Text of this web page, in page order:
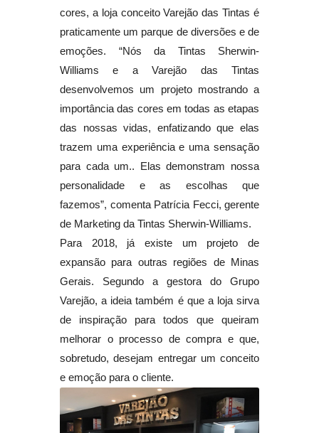
cores, a loja conceito Varejão das Tintas é
praticamente um parque de diversões e de
emoções. “Nós da Tintas Sherwin-
Williams e a Varejão das Tintas
desenvolvemos um projeto mostrando a
importância das cores em todas as etapas
das nossas vidas, enfatizando que elas
trazem uma experiência e uma sensação
para cada um.. Elas demonstram nossa
personalidade e as escolhas que
fazemos”, comenta Patrícia Fecci, gerente
de Marketing da Tintas Sherwin-Williams.
Para 2018, já existe um projeto de
expansão para outras regiões de Minas
Gerais. Segundo a gestora do Grupo
Varejão, a ideia também é que a loja sirva
de inspiração para todos que queiram
melhorar o processo de compra e que,
sobretudo, desejam entregar um conceito
e emoção para o cliente.